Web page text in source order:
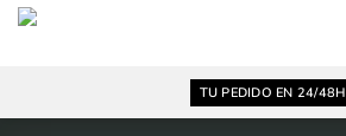
Saltar
TU PEDIDO EN 24/48H